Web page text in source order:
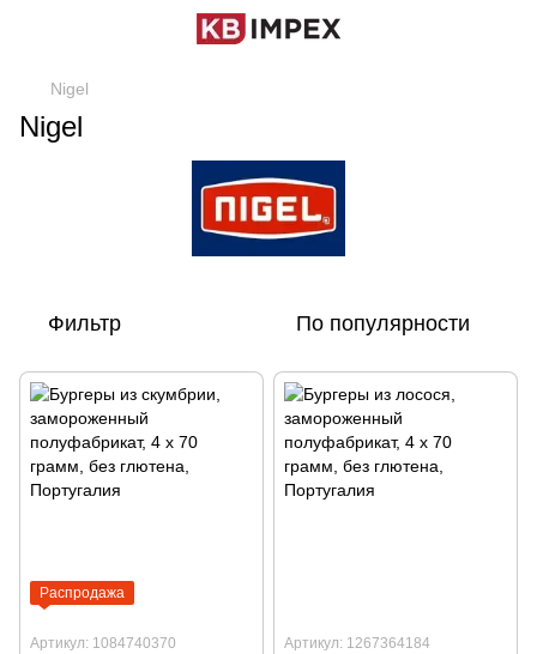
Nigel
Nigel
Фильтр По популярности
Распродажа
Артикул: 1084740370 Артикул: 1267364184